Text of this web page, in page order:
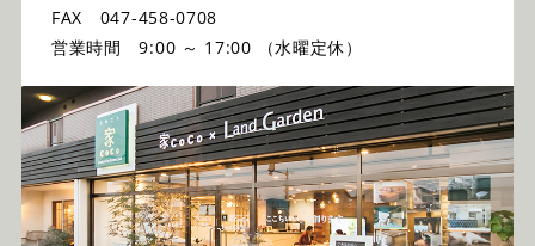
FAX 047-458-0708
営業時間 9:00 ～ 17:00 （水曜定休）